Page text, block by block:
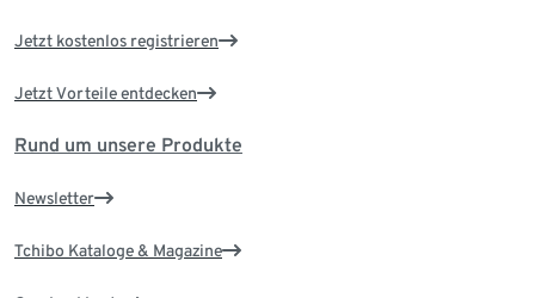
Jetzt kostenlos registrieren
Jetzt Vorteile entdecken
Rund um unsere Produkte
Newsletter
Tchibo Kataloge & Magazine